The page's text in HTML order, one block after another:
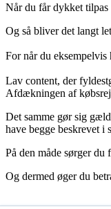
Når du får dykket tilpas
Og så bliver det langt
For når du
Lav content, der
Afdækningen af
Det samme gør sig
have begge beskrevet i
På den måde sørger
Og dermed øger du